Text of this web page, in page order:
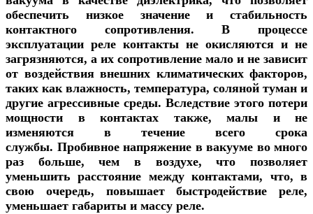
обеспечить низкое значение и стабильность
контактного сопротивления. В процессе
эксплуатации реле контакты не окисляются и не
загрязняются, а их сопротивление мало и не зависит
от воздействия внешних климатических факторов,
таких как влажность, температура, соляной туман и
другие агрессивные среды. Вследствие этого потери
мощности в контактах также, малы и не
изменяются в течение всего срока
службы. Пробивное напряжение в вакууме во много
раз больше, чем в воздухе, что позволяет
уменьшить расстояние между контактами, что, в
свою очередь, повышает быстродействие реле,
уменьшает габариты и массу реле.